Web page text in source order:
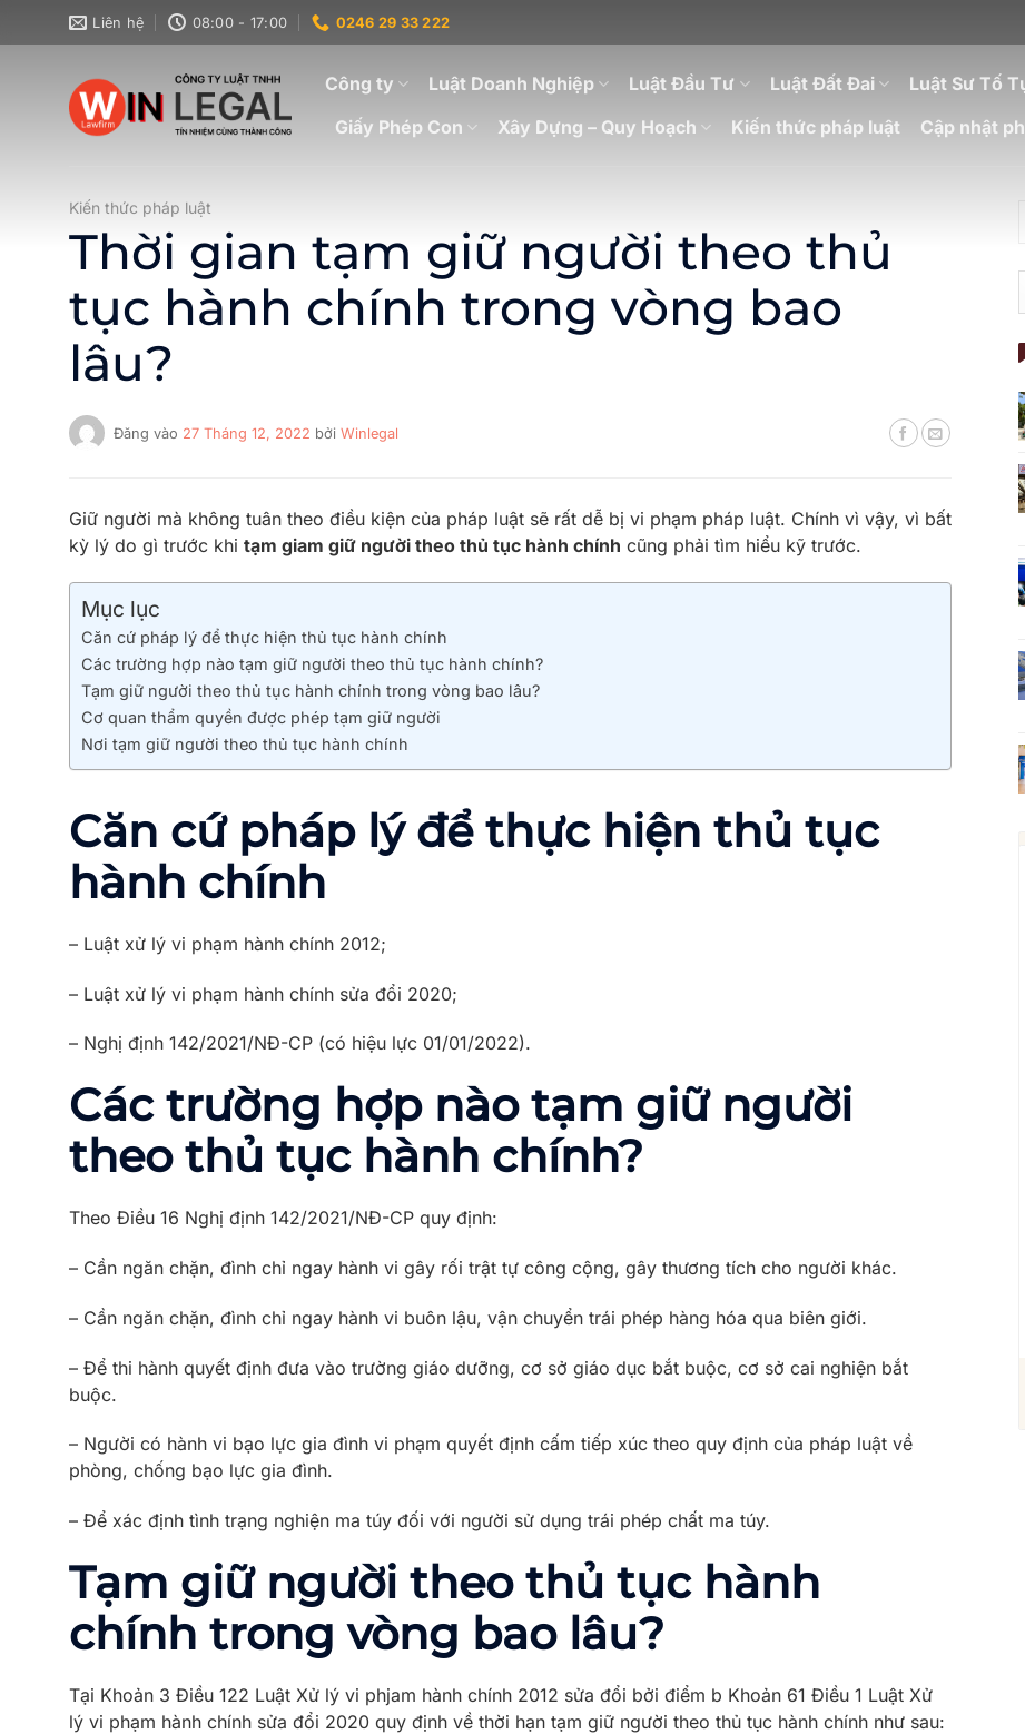
qua
Liên hệ 08:00 - 17:00 0246 29 33 222
Công ty Luật Doanh Nghiệp Luật Đầu Tư Luật Đất Đai Luật Sư Tố
Giấy Phép Con
Xây Dựng – Quy Hoạch Kiến thức pháp luật Cập nhật
Kiến thức pháp luật
Thời gian tạm giữ người theo thủ
tục hành chính trong vòng bao
lâu?
Đăng vào 27 Tháng 12, 2022 bởi Winlegal
Giữ người mà không tuân theo điều kiện của pháp luật sẽ rất dễ bị vi phạm pháp luật. Chính vì vậy, vì bất
kỳ lý do gì trước khi tạm giam giữ người theo thủ tục hành chính cũng phải tìm hiểu kỹ trước.
Mục lục
Căn cứ pháp lý để thực hiện thủ tục hành chính
Các trường hợp nào tạm giữ người theo thủ tục hành chính?
Tạm giữ người theo thủ tục hành chính trong vòng bao lâu?
Cơ quan thẩm quyền được phép tạm giữ người
Nơi tạm giữ người theo thủ tục hành chính
Căn cứ pháp lý để thực hiện thủ tục
hành chính
– Luật xử lý vi phạm hành chính 2012;
– Luật xử lý vi phạm hành chính sửa đổi 2020;
– Nghị định 142/2021/NĐ-CP (có hiệu lực 01/01/2022).
Các trường hợp nào tạm giữ người
theo thủ tục hành chính?
Theo Điều 16 Nghị định 142/2021/NĐ-CP quy định:
– Cần ngăn chặn, đình chỉ ngay hành vi gây rối trật tự công cộng, gây thương tích cho người khác.
– Cần ngăn chặn, đình chỉ ngay hành vi buôn lậu, vận chuyển trái phép hàng hóa qua biên giới.
– Để thi hành quyết định đưa vào trường giáo dưỡng, cơ sở giáo dục bắt buộc, cơ sở cai nghiện bắt
buộc.
– Người có hành vi bạo lực gia đình vi phạm quyết định cấm tiếp xúc theo quy định của pháp luật về
phòng, chống bạo lực gia đình.
– Để xác định tình trạng nghiện ma túy đối với người sử dụng trái phép chất ma túy.
Tạm giữ người theo thủ tục hành
chính trongvòng bao lâu?
Tại Khoản 3 Điều 122 Luật Xử lý vi phjam hành chính 2012 sửa đổi bởi điểm b Khoản 61 Điều 1 Luật Xử
lý vi phạm hành chính sửa đổi 2020 quy định về thời hạn tạm giữ người theo thủ tục hành chính như sau: